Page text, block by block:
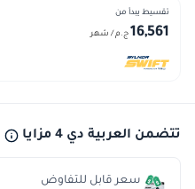
تقسيط يبدأ من
16,561 ج.م / شهر
تتضمن العربية دي 4 مزايا
سعر قابل للتفاوض